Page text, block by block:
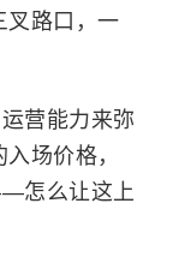
叉路口，一
营能力来弥
场价格，
怎么让这上